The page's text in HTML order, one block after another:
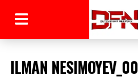
ILMAN NESIMOYEV_00